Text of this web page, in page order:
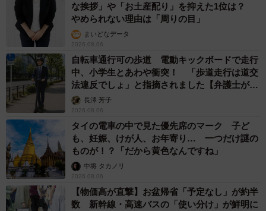
な挨拶」や「お土産配り」を抑えた1位は？
やめられない理由は「周りの目」
まいどなデータ
2026.08.06
自転車通行可の歩道 電動キックボードで走行
中、小学生とあわや衝突！ 「歩道走行は道交
法違反でしょ」と指摘されました【弁護士が解
説】長澤 芳子
2026.08.06
タイの電車の中で見た優先席のマーク 子ど
も、妊娠、けが人、お年寄り… 一つだけ謎の
ものが！？「だから黄色なんですね」
中将 タカノリ
2026.08.06
【物価高が直撃】お盆帰省「予定なし」が約半
数 新幹線・高速バスの「使い分け」が鮮明に